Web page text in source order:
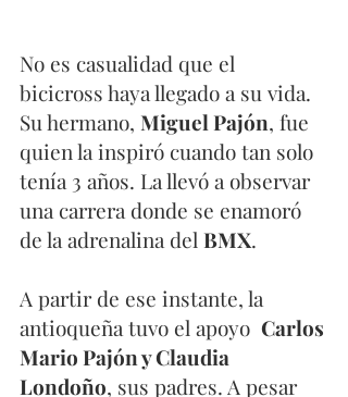
No es casualidad que el
bicicross haya llegado a su vida.
Su hermano, Miguel Pajón, fue
quien la inspiró cuando tan solo
tenía 3 años. La llevó a observar
una carrera donde se enamoró
de la adrenalina del BMX.
A partir de ese instante, la
antioqueña tuvo el apoyo Carlos
Mario Pajón y Claudia
Londoño, sus padres. A pesar